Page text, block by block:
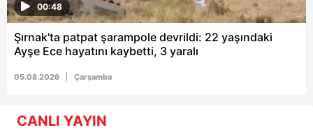
00:48
Şırnak'ta patpat şarampole devrildi: 22 yaşındaki
Ayşe Ece hayatını kaybetti, 3 yaralı
05.08.2026 Çarşamba
CANLI YAYIN